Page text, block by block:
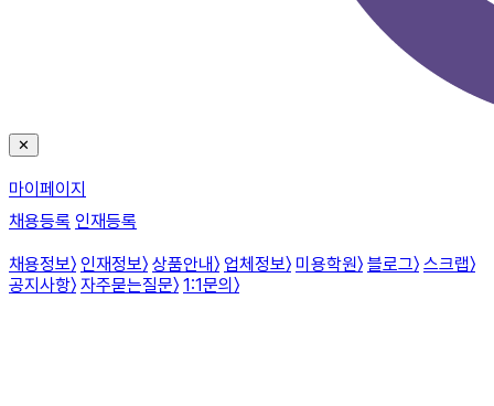
✕
마이페이지
채용등록 인재등록
채용정보〉 인재정보〉 상품안내 〉 업체정보〉 미용학원〉 블로그〉 스크랩〉
공지사항〉 자주묻는질문〉 1:1문의 〉